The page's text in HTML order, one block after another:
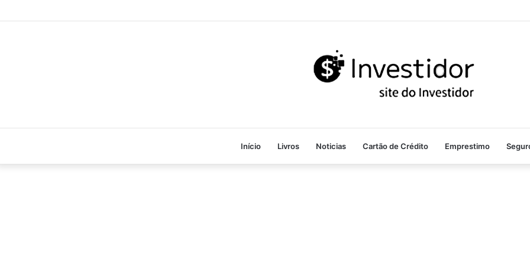
Início Livros Noticias Cartão de Crédito Emprestimo